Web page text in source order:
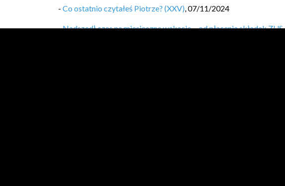
- Co ostatnio czytałeś Piotrze? (XXV),07/11/2024
-Nadszedł czas na miesięczne wakacje… od płacenia składek ZUS